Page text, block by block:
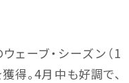
ェーブ・シーズン（1
得。4月中も好調で、